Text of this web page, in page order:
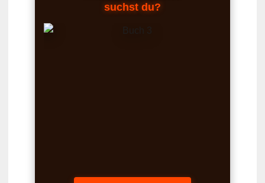
suchst du?